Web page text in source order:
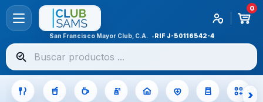
0
San Francisco Mayor Club, C.A. RIF J-50116542-4
Buscar
productos